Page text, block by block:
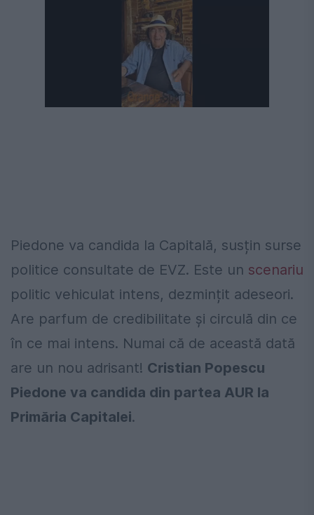
Piedone va candida la Capitală, susțin surse
politice consultate de EVZ. Este un scenariu
politic vehiculat intens, dezmințit adeseori.
Are parfum de credibilitate și circulă din ce
în ce mai intens. Numai că de această dată
are un nou adrisant! Cristian Popescu
Piedone va candida din partea AUR la
Primăria Capitalei.